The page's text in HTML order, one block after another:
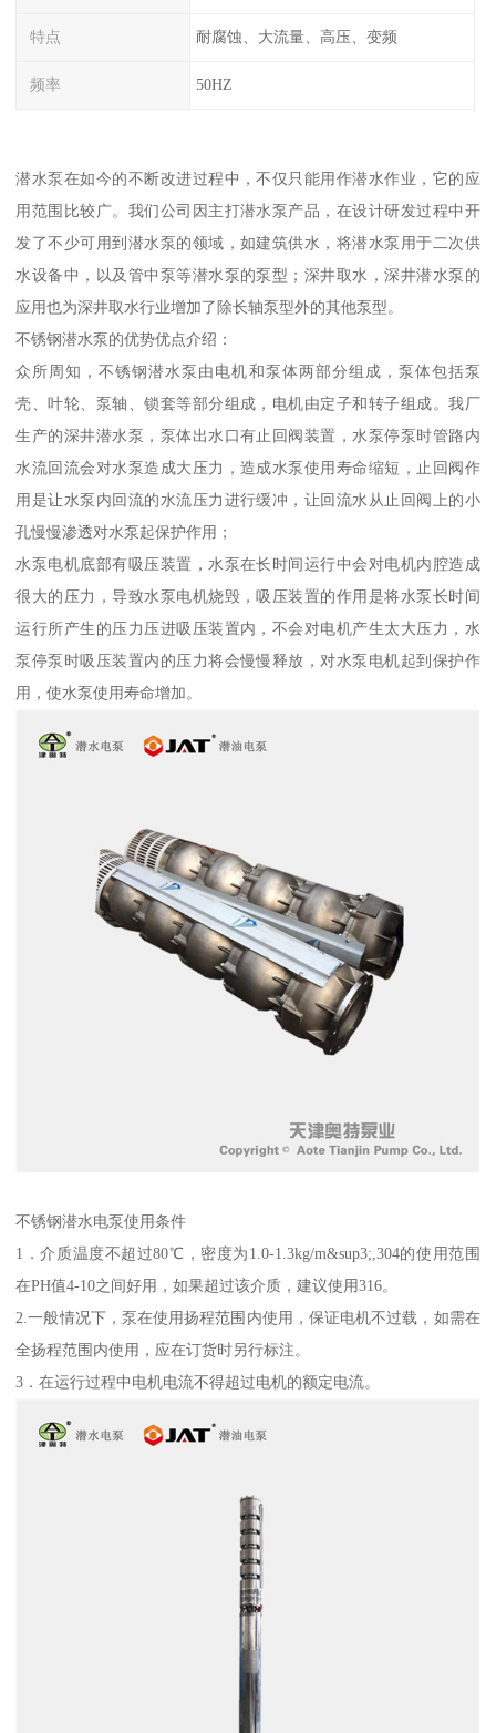
特点 耐腐蚀、大流量、高压、变频
频率 50HZ
潜水泵在如今的不断改进过程中，不仅只能用作潜水作业，它的应
用范围比较广。我们公司因主打潜水泵产品，在设计研发过程中开
发了不少可用到潜水泵的领域，如建筑供水，将潜水泵用于二次供
水设备中，以及管中泵等潜水泵的泵型；深井取水，深井潜水泵的
应用也为深井取水行业增加了除长轴泵型外的其他泵型。
不锈钢潜水泵的优势优点介绍：
众所周知，不锈钢潜水泵由电机和泵体两部分组成，泵体包括泵
壳、叶轮、泵轴、锁套等部分组成，电机由定子和转子组成。我厂
生产的深井潜水泵，泵体出水口有止回阀装置，水泵停泵时管路内
水流回流会对水泵造成大压力，造成水泵使用寿命缩短，止回阀作
用是让水泵内回流的水流压力进行缓冲，让回流水从止回阀上的小
孔慢慢渗透对水泵起保护作用；
水泵电机底部有吸压装置，水泵在长时间运行中会对电机内腔造成
很大的压力，导致水泵电机烧毁，吸压装置的作用是将水泵长时间
运行所产生的压力压进吸压装置内，不会对电机产生太大压力，水
泵停泵时吸压装置内的压力将会慢慢释放，对水泵电机起到保护作
用，使水泵使用寿命增加。
不锈钢潜水电泵使用条件
1．介质温度不超过80℃，密度为1.0-1.3kg/m&sup3;,304的使用范围
在PH值4-10之间好用，如果超过该介质，建议使用316。
2.一般情况下，泵在使用扬程范围内使用，保证电机不过载，如需在
全扬程范围内使用，应在订货时另行标注。
3．在运行过程中电机电流不得超过电机的额定电流。